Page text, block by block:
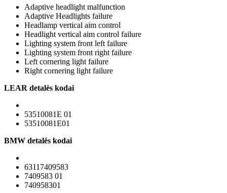
Adaptive headlight malfunction
Adaptive Headlights failure
Headlamp vertical aim control
Headlight vertical aim control failure
Lighting system front left failure
Lighting system front right failure
Left cornering light failure
Right cornering light failure
LEAR detalės kodai
53510081E 01
53510081E01
BMW detalės kodai
63117409583
7409583 01
740958301